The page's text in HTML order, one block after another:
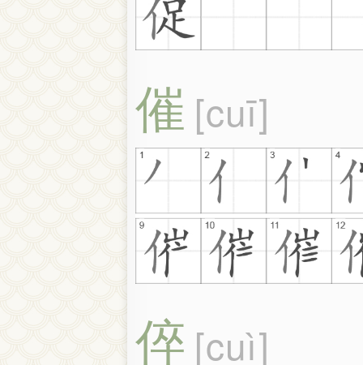
催 cuī
倅 cuì